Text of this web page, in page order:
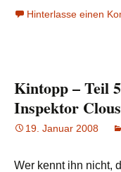
Baudolino
Hinterlasse einen
Kintopp – Teil
Inspektor
19. Januar 2008
Wer kennt ihn nicht,